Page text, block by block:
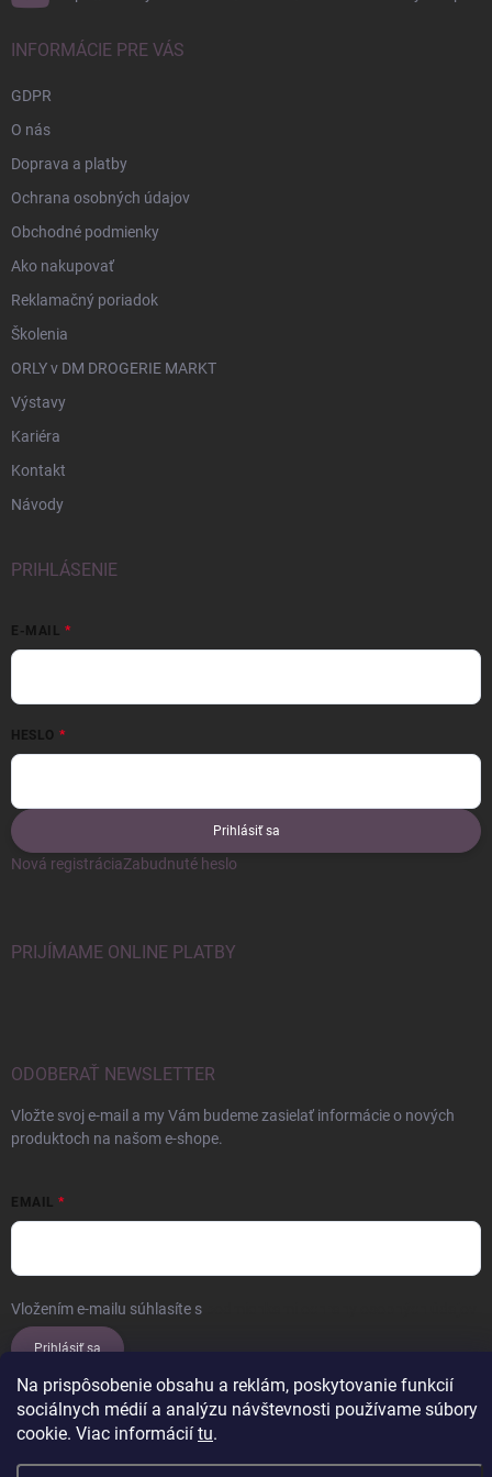
Na prispôsobenie obsahu a reklám, poskytovanie funkcií
sociálnych médií a analýzu návštevnosti používame súbory
cookie. Viac informácií tu.
INFORMÁCIE PRE VÁS
GDPR
O nás
Doprava a platby
Ochrana osobných údajov
Obchodné podmienky
Ako nakupovať
Reklamačný poriadok
Školenia
ORLY v DM DROGERIE MARKT
Výstavy
Kariéra
Kontakt
Návody
PRIHLÁSENIE
E-MAIL
HESLO
Prihlásiť sa
Nová registráciaZabudnuté heslo
PRIJÍMAME ONLINE PLATBY
ODOBERAŤ NEWSLETTER
Vložte svoj e-mail a my Vám budeme zasielať informácie o nových
produktoch na našom e-shope.
EMAIL
Vložením e-mailu súhlasíte s
Prihlásiť sa
cookies